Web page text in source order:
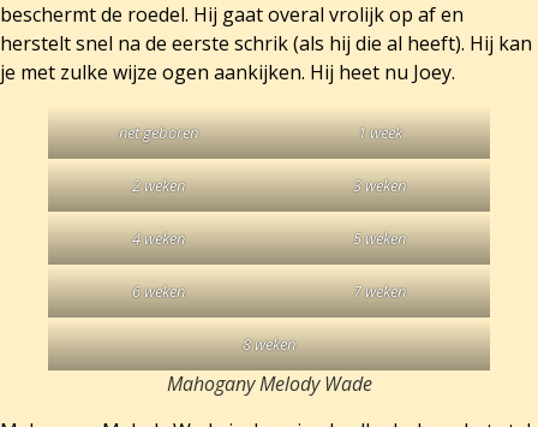
beschermt de roedel. Hij gaat overal vrolijk op af en
herstelt snel na de eerste schrik (als hij die al heeft). Hij kan
je met zulke wijze ogen aankijken. Hij heet nu Joey.
net geboren 1 week
2 weken 3 weken
4 weken 5 weken
6 weken 7 weken
8 weken
Mahogany Melody Wade